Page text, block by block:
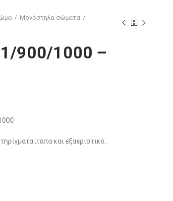
Μονόστηλα σώματα
900/1000 –
,τάπα και εξαεριστικό.